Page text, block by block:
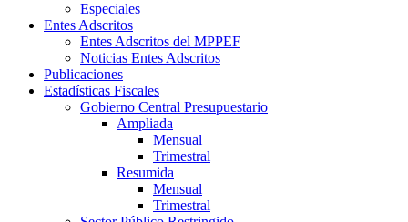
Especiales
Entes Adscritos
Entes Adscritos del MPPEF
Noticias Entes Adscritos
Publicaciones
Estadísticas Fiscales
Gobierno Central Presupuestario
Ampliada
Mensual
Trimestral
Resumida
Mensual
Trimestral